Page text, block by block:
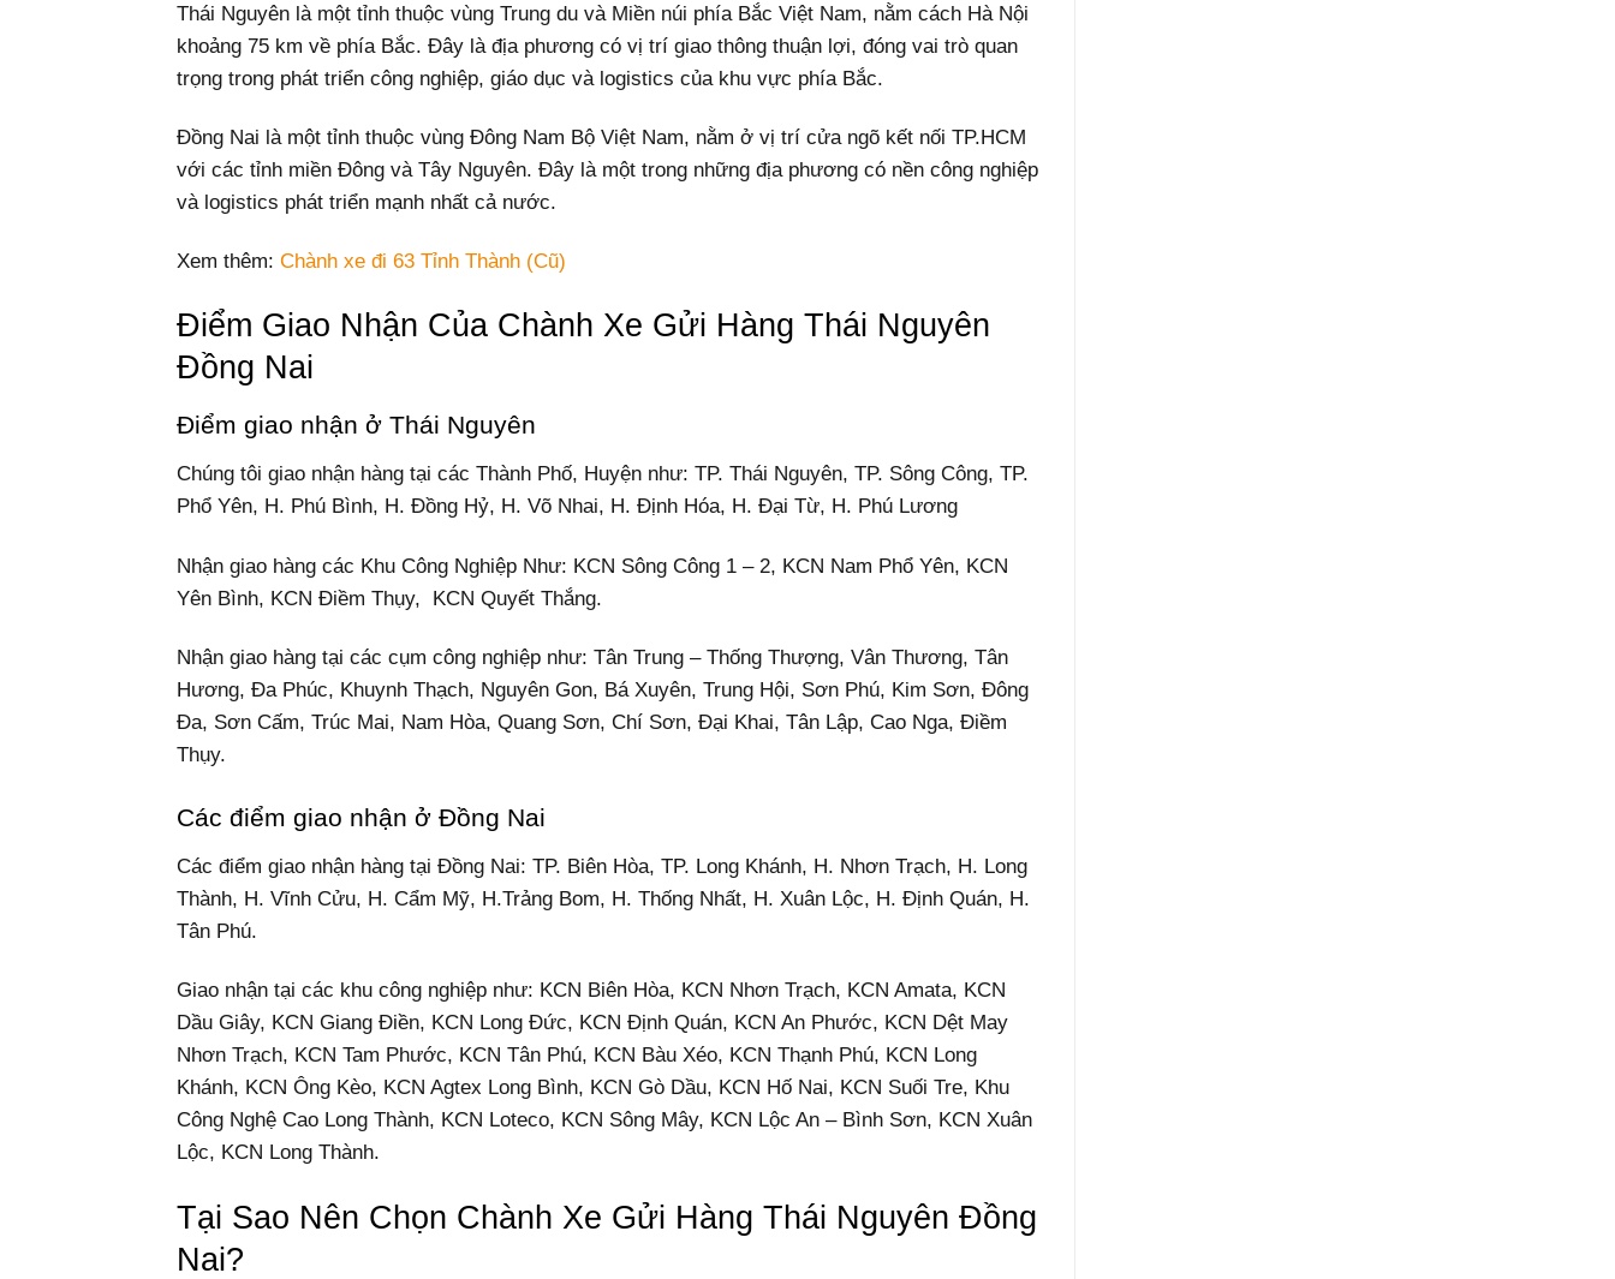
Thái Nguyên là một tỉnh thuộc vùng Trung du và Miền núi phía Bắc Việt Nam, nằm cách Hà Nội
khoảng 75 km về phía Bắc. Đây là địa phương có vị trí giao thông thuận lợi, đóng vai trò quan
trọng trong phát triển công nghiệp, giáo dục và logistics của khu vực phía Bắc.
Đồng Nai là một tỉnh thuộc vùng Đông Nam Bộ Việt Nam, nằm ở vị trí cửa ngõ kết nối TP.HCM
với các tỉnh miền Đông và Tây Nguyên. Đây là một trong những địa phương có nền công nghiệp
và logistics phát triển mạnh nhất cả nước.
Xem thêm: Chành xe đi 63 Tỉnh Thành (Cũ)
Điểm Giao Nhận Của Chành Xe Gửi Hàng Thái Nguyên
Đồng Nai
Điểm giao nhận ở Thái Nguyên
Chúng tôi giao nhận hàng tại các Thành Phố, Huyện như: TP. Thái Nguyên, TP. Sông Công, TP.
Phổ Yên, H. Phú Bình, H. Đồng Hỷ, H. Võ Nhai, H. Định Hóa, H. Đại Từ, H. Phú Lương
Nhận giao hàng các Khu Công Nghiệp Như: KCN Sông Công 1 – 2, KCN Nam Phổ Yên, KCN
Yên Bình, KCN Điềm Thụy, KCN Quyết Thắng.
Nhận giao hàng tại các cụm công nghiệp như: Tân Trung – Thống Thượng, Vân Thương, Tân
Hương, Đa Phúc, Khuynh Thạch, Nguyên Gon, Bá Xuyên, Trung Hội, Sơn Phú, Kim Sơn, Đông
Đa, Sơn Cấm, Trúc Mai, Nam Hòa, Quang Sơn, Chí Sơn, Đại Khai, Tân Lập, Cao Nga, Điềm
Thụy.
Các điểm giao nhận ở Đồng Nai
Các điểm giao nhận hàng tại Đồng Nai: TP. Biên Hòa, TP. Long Khánh, H. Nhơn Trạch, H. Long
Thành, H. Vĩnh Cửu, H. Cẩm Mỹ, H.Trảng Bom, H. Thống Nhất, H. Xuân Lộc, H. Định Quán, H.
Tân Phú.
Giao nhận tại các khu công nghiệp như: KCN Biên Hòa, KCN Nhơn Trạch, KCN Amata, KCN
Dầu Giây, KCN Giang Điền, KCN Long Đức, KCN Định Quán, KCN An Phước, KCN Dệt May
Nhơn Trạch, KCN Tam Phước, KCN Tân Phú, KCN Bàu Xéo, KCN Thạnh Phú, KCN Long
Khánh, KCN Ông Kèo, KCN Agtex Long Bình, KCN Gò Dầu, KCN Hố Nai, KCN Suối Tre, Khu
Công Nghệ Cao Long Thành, KCN Loteco, KCN Sông Mây, KCN Lộc An – Bình Sơn, KCN Xuân
Lộc, KCN Long Thành.
Tại Sao Nên Chọn Chành Xe Gửi Hàng Thái Nguyên Đồng
Nai?